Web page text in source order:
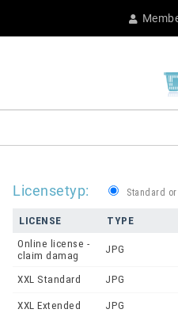
Licensetyp: Standard
LICENSE
TYPE
Online license -
claim damag
JPG
XXL Standard JPG
XXL Extended JPG